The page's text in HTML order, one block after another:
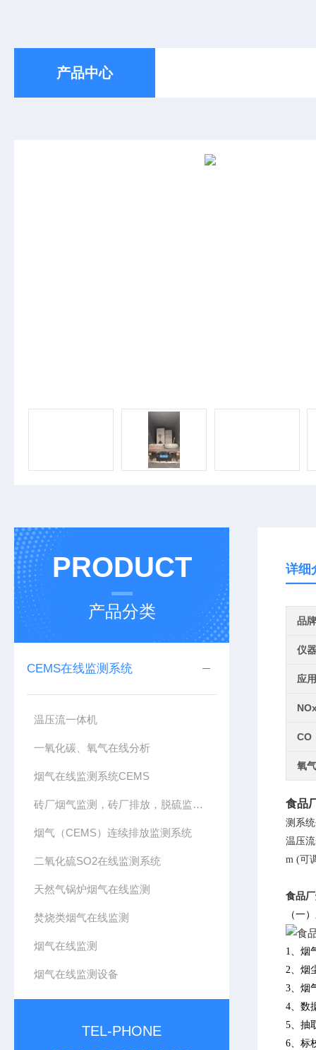
产品中心
PRODUCT
产品分类
CEMS在线监测系统
温压流一体机
一氧化碳、氧气在线分析
烟气在线监测系统CEMS
砖厂烟气监测，砖厂排放，脱硫监测，CEMS系统
烟气（CEMS）连续排放监测系统
二氧化硫SO2在线监测系统
天然气锅炉烟气在线监测
焚烧类烟气在线监测
烟气在线监测
烟气在线监测设备
TEL-PHONE
详细
品牌
仪
应
CO
氧气
食品
测系
温压
m (可
食品
（一
1、 烟
2、 烟
3、烟
4、数
5、抽
6、标